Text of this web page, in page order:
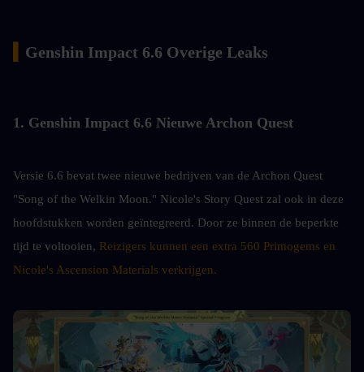
Genshin Impact 6.6 Overige Leaks
1. Genshin Impact 6.6 Nieuwe Archon Quest
Versie 6.6 bevat twee nieuwe bedrijven van de Archon Quest
"Song of the Welkin Moon." Nicole's Story Quest zal ook in deze
hoofdstukken worden geïntegreerd. Door ze binnen de beperkte
tijd te voltooien, Reizigers kunnen een extra 560 Primogems en
Nicole's Ascension Materials verkrijgen.